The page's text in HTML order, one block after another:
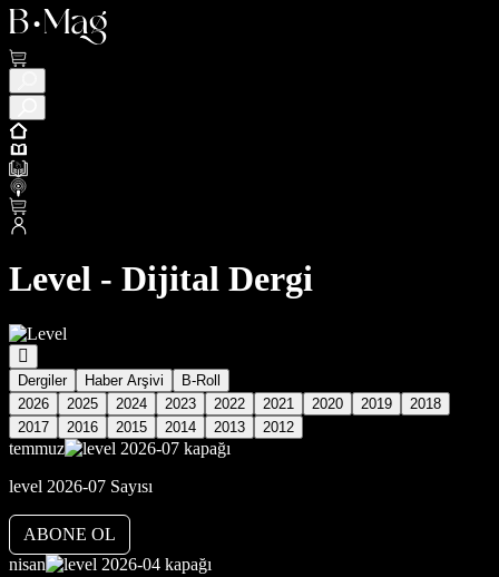
Level - Dijital Dergi
Dergiler Haber Arşivi
B-Roll
2026
2025 2024 2023 2022 2021 2020 2019
2018
2017
2016 2015 2014 2013 2012
temmuz
level 2026-07 Sayısı
ABONE OL
nisan